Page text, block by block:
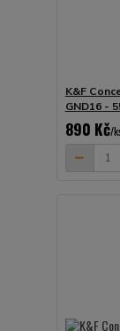
K&F
GND16 -
890 Kč/